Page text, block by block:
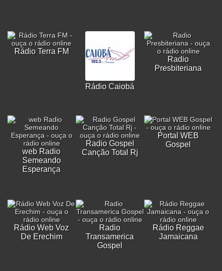
Rádio Terra FM
Rádio Caiobá
Radio
Presbiteriana
web Radio
Semeando
Esperança
Radio Gospel
Canção Total Rj
Portal WEB
Gospel
Rádio Web Voz
De Erechim
Radio
Transamerica
Gospel
Rádio Reggae
Jamaicana